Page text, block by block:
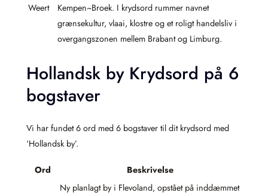
Weert
Kempen~Broek. I krydsord rummer navnet
grænsekultur, vlaai, klostre og et roligt handelsliv i
overgangszonen mellem Brabant og Limburg.
Hollandsk by Krydsord på 6
bogstaver
Vi har fundet 6 ord med 6 bogstaver til dit krydsord med
‘Hollandsk by’.
Ord Beskrivelse
Ny planlagt by i Flevoland, opstået på inddæmmet